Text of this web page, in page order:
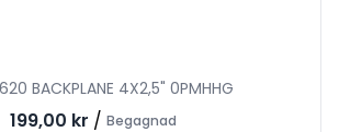
BACKPLANE 4X2,5" 0PMHHG
199,00 kr / Begagnad